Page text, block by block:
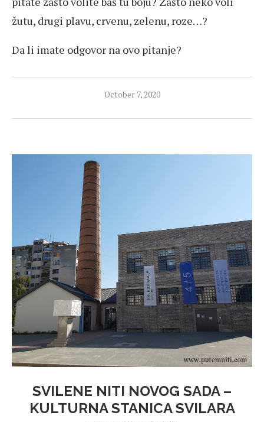
žutu, drugi plavu, crvenu, zelenu, roze…?
Da li imate odgovor na ovo pitanje?
October 7, 2020
SVILENE NITI NOVOG SADA –
KULTURNA STANICA SVILARA